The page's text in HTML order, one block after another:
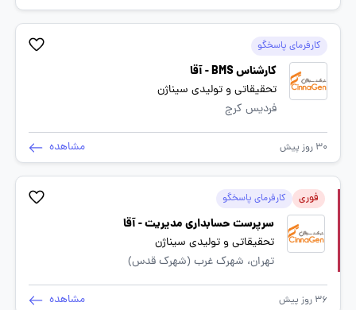
کارفرمای پاسخگو
کارشناس BMS - آقا
تحقیقاتی و تولیدی سیناژن
فردیس کرج
30 روز پیش مشاهده
فوری کارفرمای پاسخگو
سرپرست حسابداری مدیریت - آقا
تحقیقاتی و تولیدی سیناژن
تهران، شهرک غرب (شهرک قدس)
36 روز پیش مشاهده